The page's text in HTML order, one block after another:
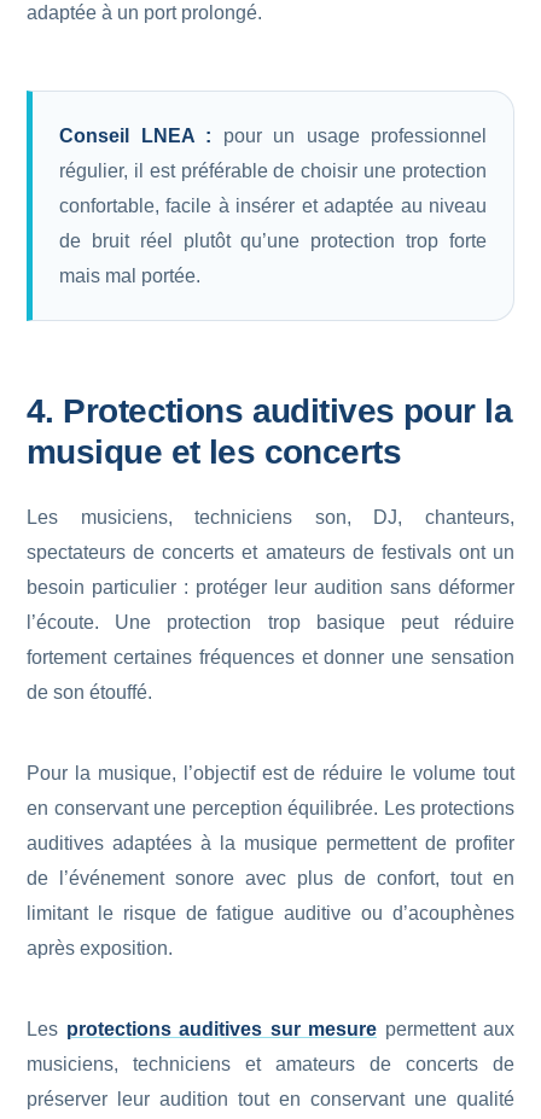
adaptée à un port prolongé.
Conseil LNEA : pour un usage professionnel
régulier, il est préférable de choisir une protection
confortable, facile à insérer et adaptée au niveau
de bruit réel plutôt qu’une protection trop forte
mais mal portée.
4. Protections auditives pour la
musique et les concerts
Les musiciens, techniciens son, DJ, chanteurs,
spectateurs de concerts et amateurs de festivals ont un
besoin particulier : protéger leur audition sans déformer
l’écoute. Une protection trop basique peut réduire
fortement certaines fréquences et donner une sensation
de son étouffé.
Pour la musique, l’objectif est de réduire le volume tout
en conservant une perception équilibrée. Les protections
auditives adaptées à la musique permettent de profiter
de l’événement sonore avec plus de confort, tout en
limitant le risque de fatigue auditive ou d’acouphènes
après exposition.
Les protections auditives sur mesure permettent aux
musiciens, techniciens et amateurs de concerts de
préserver leur audition tout en conservant une qualité